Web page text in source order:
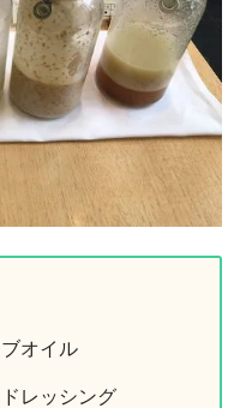
オイル
レッシング